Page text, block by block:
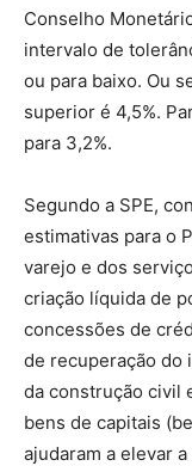
Conselho
intervalo de
ou para baixo. Ou
superior é 4,5%.
para 3,2%.
Segundo a SPE,
estimativas para o
varejo e dos
criação líquida de
concessões de
de recuperação do
da construção civil
bens de capitais
ajudaram a elevar